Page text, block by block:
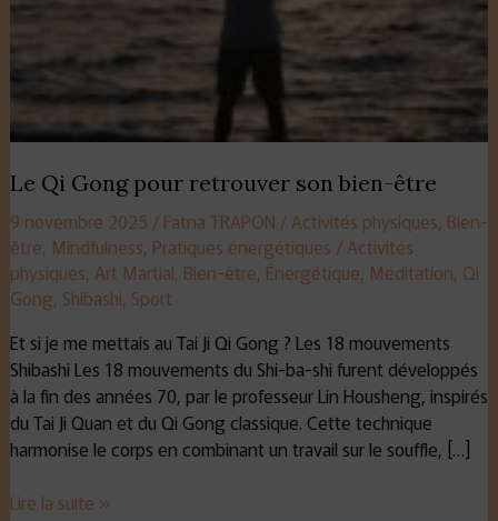
Le Qi Gong pour retrouver son bien-être
9 novembre 2025 / Fatna TRAPON / Activités physiques, Bien-
être, Mindfulness, Pratiques énergétiques / Activités
physiques, Art Martial, Bien-être, Énergétique, Méditation, Qi
Gong, Shibashi, Sport
Et si je me mettais au Tai Ji Qi Gong ? Les 18 mouvements
Shibashi Les 18 mouvements du Shi-ba-shi furent développés
à la fin des années 70, par le professeur Lin Housheng, inspirés
du Tai Ji Quan et du Qi Gong classique. Cette technique
harmonise le corps en combinant un travail sur le souffle, […]
Lire la suite »